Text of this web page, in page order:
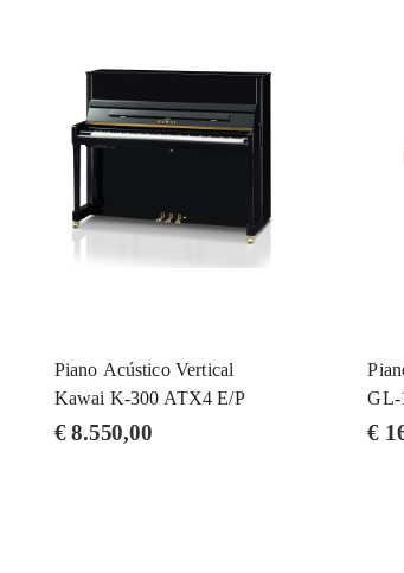
Piano Acústico Vertical
Kawai K-300 ATX4 E/P
€8.550,00
GL-
€